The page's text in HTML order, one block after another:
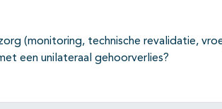
(monitoring, technische revalidatie,
een unilateraal gehoorverlies?